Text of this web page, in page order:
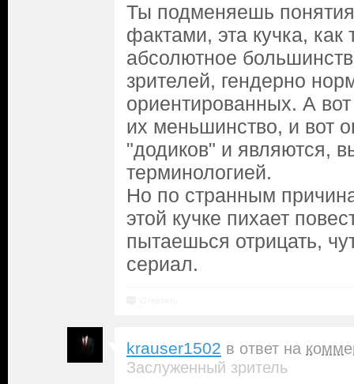
Ты подменяешь
фактами, эта кучка,
абсолютное
зрителей, гендерно
ориентированных. А
их меньшинство, и вот
"додиков" и являются,
терминологией.
Но по странным
этой кучке пихает
пытаешься отрицать,
сериал.
krauser1502 в ответ на
Заслуженный зритель